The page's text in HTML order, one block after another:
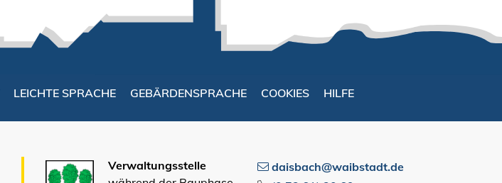
LEICHTE SPRACHE GEBÄRDENSPRACHE COOKIES HILFE
Verwaltungsstelle
daisbach@waibstadt.de